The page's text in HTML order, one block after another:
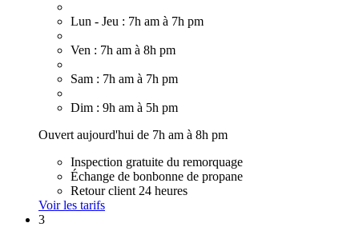
Lun - Jeu : 7h am à 7h pm
Ven : 7h am à 8h pm
Sam : 7h am à 7h pm
Dim : 9h am à 5h pm
Ouvert aujourd'hui de 7h am à 8h pm
Inspection gratuite du remorquage
Échange de bonbonne de propane
Retour client 24 heures
Voir les tarifs
3